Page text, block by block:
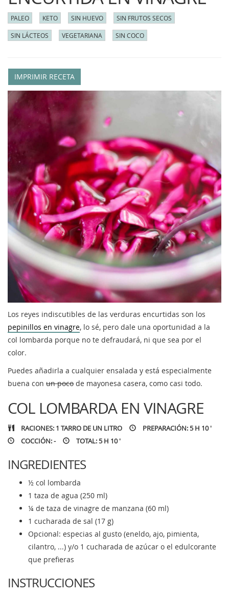
PALEO KETO SIN HUEVO SIN FRUTOS SECOS
SIN LÁCTEOS VEGETARIANA SIN COCO
IMPRIMIR RECETA
Los reyes indiscutibles de las verduras encurtidas son los
pepinillos en vinagre, lo sé, pero dale una oportunidad a la
col lombarda porque no te defraudará, ni que sea por el
color.
Puedes añadirla a cualquier ensalada y está especialmente
buena con un poco de mayonesa casera, como casi todo.
COL LOMBARDA EN VINAGRE
RACIONES: 1 TARRO DE UN LITRO
PREPARACIÓN: 5 H 10 '
COCCIÓN: -
TOTAL: 5 H 10 '
INGREDIENTES
½ col lombarda
1 taza de agua (250 ml)
¼ de taza de vinagre de manzana (60 ml)
1 cucharada de sal (17 g)
Opcional: especias al gusto (eneldo, ajo, pimienta,
cilantro, ...) y/o 1 cucharada de azúcar o el edulcorante
que prefieras
INSTRUCCIONES